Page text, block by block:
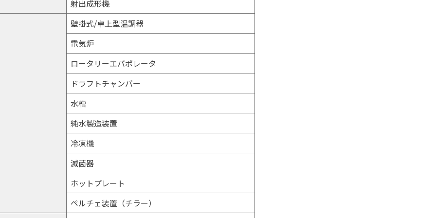
射出成形機
壁掛式/卓上型温調器
電気炉
ロータリーエバポレータ
ドラフトチャンバー
水槽
純水製造装置
冷凍機
滅菌器
ホットプレート
ペルチェ装置（チラー）